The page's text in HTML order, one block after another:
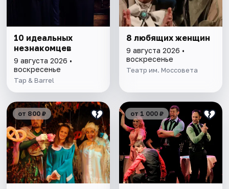
10 идеальных
незнакомцев
9 августа 2026 •
воскресенье
Tap & Barrel
8 любящих женщин
9 августа 2026 •
воскресенье
Театр им. Моссовета
от 800 ₽ от 1 000 ₽